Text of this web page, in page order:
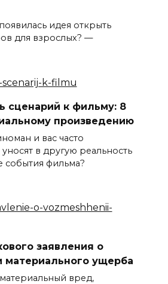
идея открыть
для взрослых? —
сценарий к фильму: 8
произведению
и вас часто
в другую реальность
события фильма?
заявления о
материального ущерба
вред,